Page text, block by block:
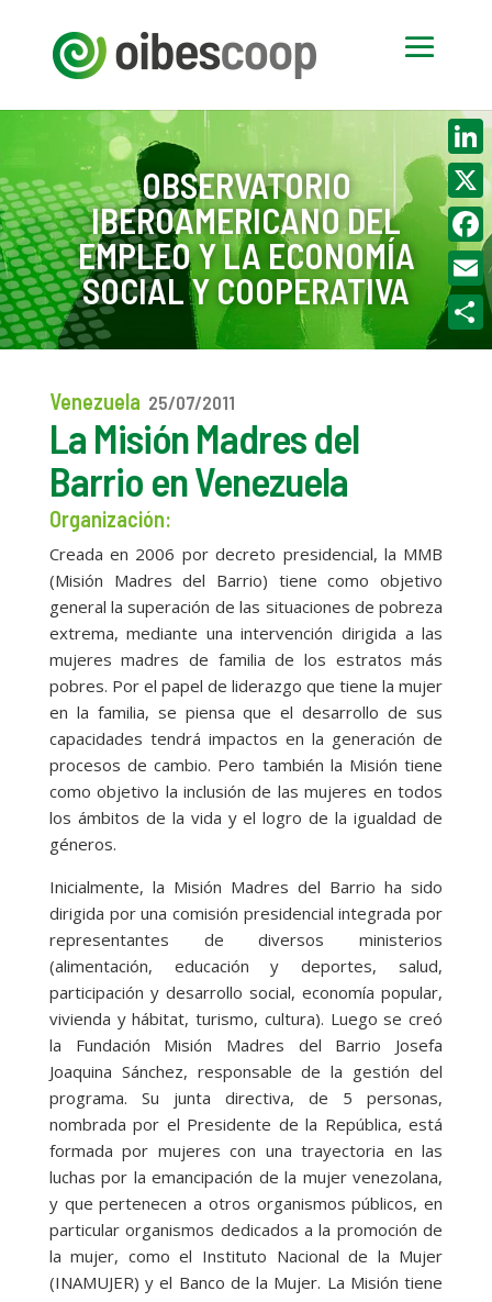
OBSERVATORIO
IBEROAMERICANO DEL
EMPLEO Y LA ECONOMÍA
SOCIAL Y COOPERATIVA
Venezuela 25/07/2011
La Misión Madres del
Barrio en Venezuela
Organización:
Creada en 2006 por decreto presidencial, la MMB
(Misión Madres del Barrio) tiene como objetivo
general la superación de las situaciones de pobreza
extrema, mediante una intervención dirigida a las
mujeres madres de familia de los estratos más
pobres. Por el papel de liderazgo que tiene la mujer
en la familia, se piensa que el desarrollo de sus
capacidades tendrá impactos en la generación de
procesos de cambio. Pero también la Misión tiene
como objetivo la inclusión de las mujeres en todos
los ámbitos de la vida y el logro de la igualdad de
géneros.
Inicialmente, la Misión Madres del Barrio ha sido
dirigida por una comisión presidencial integrada por
representantes de diversos ministerios
(alimentación, educación y deportes, salud,
participación y desarrollo social, economía popular,
vivienda y hábitat, turismo, cultura). Luego se creó
la Fundación Misión Madres del Barrio Josefa
Joaquina Sánchez, responsable de la gestión del
programa. Su junta directiva, de 5 personas,
nombrada por el Presidente de la República, está
formada por mujeres con una trayectoria en las
luchas por la emancipación de la mujer venezolana,
y que pertenecen a otros organismos públicos, en
particular organismos dedicados a la promoción de
la mujer, como el Instituto Nacional de la Mujer
(INAMUJER) y el Banco de la Mujer. La Misión tiene
X
Email